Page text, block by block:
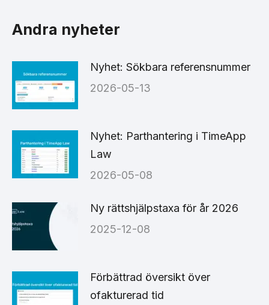
Andra nyheter
Nyhet: Sökbara referensnummer
2026-05-13
Nyhet: Parthantering i TimeApp
Law
2026-05-08
Ny rättshjälpstaxa för år 2026
2025-12-08
Förbättrad översikt över
ofakturerad tid